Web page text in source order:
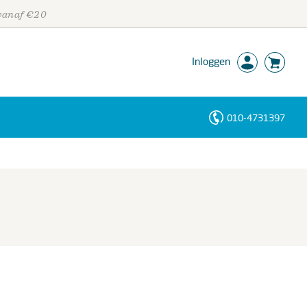
€20
Inloggen
010-4731397
Personen